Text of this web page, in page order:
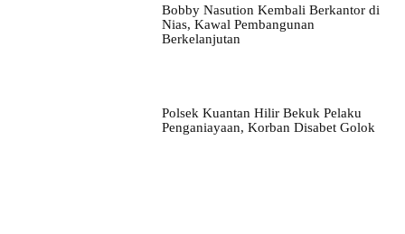
Bobby Nasution Kembali Berkantor di
Nias, Kawal Pembangunan
Berkelanjutan
Polsek Kuantan Hilir Bekuk Pelaku
Penganiayaan, Korban Disabet Golok